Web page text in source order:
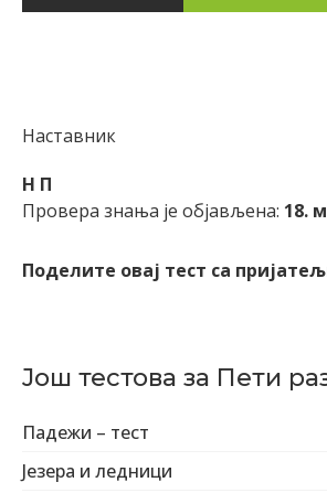
Наставник
Н П
Провера знања је објављена: 18.
Поделите овај тест са
Још тестова за Пети
Падежи – тест
Језера и ледници